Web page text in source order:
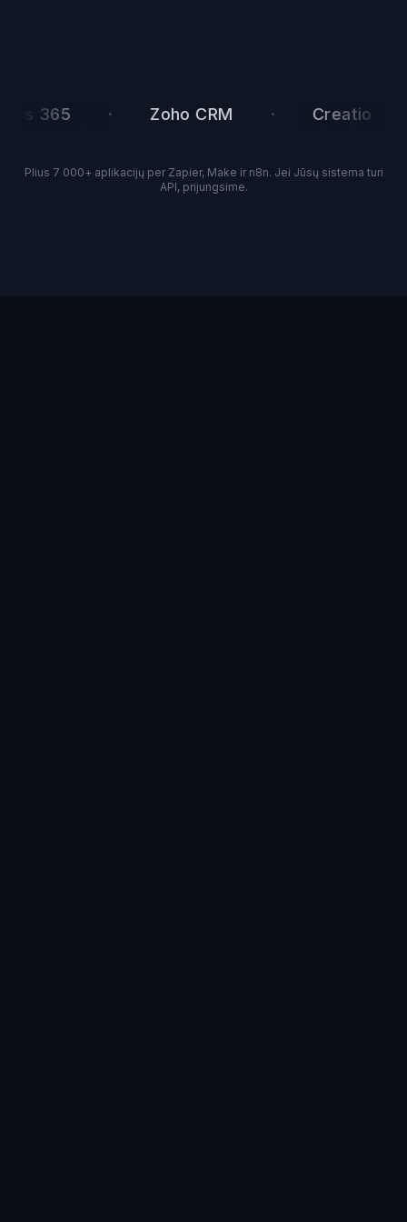
· Zoho CRM · Creatio ·
Plius 7 000+ aplikacijų per Zapier, Make ir n8n. Jei Jūsų sistema turi
API, prijungsime.